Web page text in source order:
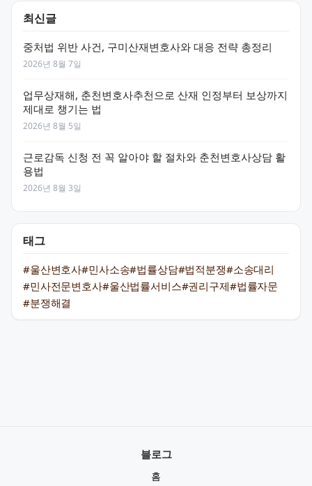
최신글
중처법 위반 사건, 구미산재변호사와 대응 전략 총정리
2026년 8월 7일
업무상재해, 춘천변호사추천으로 산재 인정부터 보상까지
제대로 챙기는 법
2026년 8월 5일
근로감독 신청 전 꼭 알아야 할 절차와 춘천변호사상담 활
용법
2026년 8월 3일
태그
#울산변호사#민사소송#법률상담#법적분쟁#소송대리
#민사전문변호사#울산법률서비스#권리구제#법률자문
#분쟁해결
블로그
홈